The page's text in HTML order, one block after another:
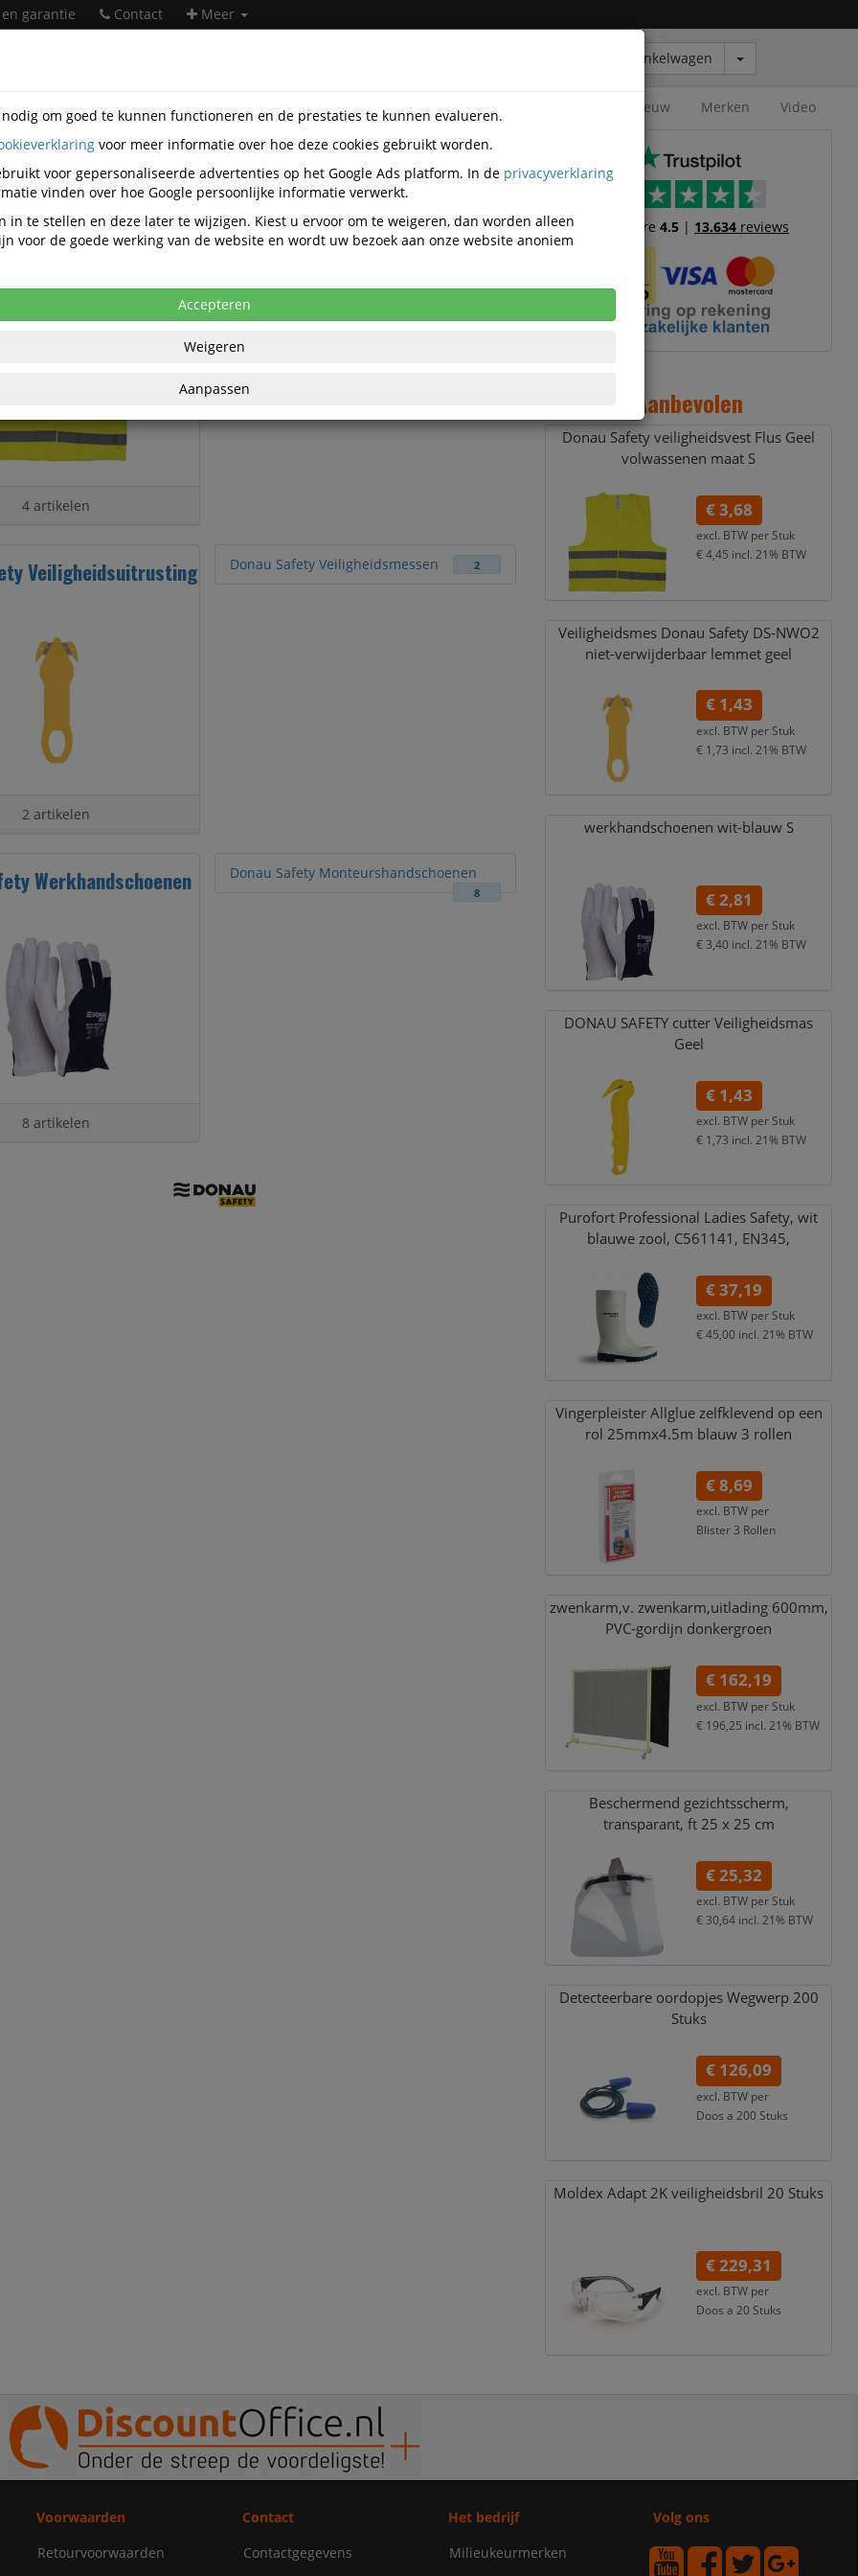
Winkelwagen
garantie Contact Meer
Nieuw Merken Video
Donau Safety
Donau Safety veiligheidsartikelen
4 artikelen
Veiligheidsuitrusting
2 artikelen
Donau Safety Veiligheidsmessen 2
Werkhandschoenen
8 artikelen
Donau Safety Monteurshandschoenen
8
Trustscore4.5 | 13.634 reviews
Aanbevolen
Donau Safety veiligheidsvest Flus Geel
volwassenen maat S
€ 3,68
excl. BTW per Stuk
€ 4,45 incl. 21% BTW
Veiligheidsmes Donau Safety DS-NWO2
niet-verwijderbaar lemmet geel
€ 1,43
excl. BTW per Stuk
€ 1,73 incl. 21% BTW
werkhandschoenen wit-blauw S
€ 2,81
excl. BTW per Stuk
€ 3,40 incl. 21% BTW
DONAU SAFETY cutter Veiligheidsmas
Geel
€ 1,43
excl. BTW per Stuk
€ 1,73 incl. 21% BTW
Purofort Professional Ladies Safety, wit
blauwe zool, C561141, EN345,
€ 37,19
excl. BTW per Stuk
€ 45,00 incl. 21% BTW
Vingerpleister Allglue zelfklevend op een
rol 25mmx4.5m blauw 3 rollen
€ 8,69
excl. BTW per
Blister 3 Rollen
zwenkarm,v. zwenkarm,uitlading 600mm,
PVC-gordijn donkergroen
€ 162,19
excl. BTW per Stuk
€ 196,25 incl. 21% BTW
Beschermend gezichtsscherm,
transparant, ft 25 x 25 cm
€ 25,32
excl. BTW per Stuk
€ 30,64 incl. 21% BTW
Detecteerbare oordopjes Wegwerp 200
Stuks
€ 126,09
excl. BTW per
Doos a 200 Stuks
Moldex Adapt 2K veiligheidsbril 20 Stuks
€ 229,31
excl. BTW per
Doos a 20 Stuks
Voorwaarden
Retourvoorwaarden
Contact
Contactgegevens
Het bedrijf
Milieukeurmerken
Volg ons
om goed te kunnen functioneren en de prestaties te kunnen evalueren.
voor meer informatie over hoe deze cookies gebruikt worden.
voor gepersonaliseerde advertenties op het Google Ads platform. In de privacyverklaring
vinden over hoe Google persoonlijke informatie verwerkt.
in te stellen en deze later te wijzigen. Kiest u ervoor om te weigeren, dan worden alleen
voor de goede werking van de website en wordt uw bezoek aan onze website anoniem
Accepteren
Weigeren
Aanpassen